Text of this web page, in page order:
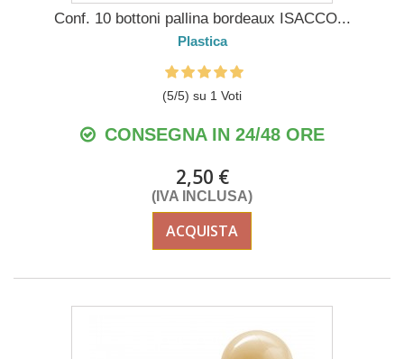
Conf. 10 bottoni pallina bordeaux ISACCO...
Plastica
(5/5) su 1 Voti
CONSEGNA IN 24/48 ORE
2,50 €
(IVA INCLUSA)
ACQUISTA